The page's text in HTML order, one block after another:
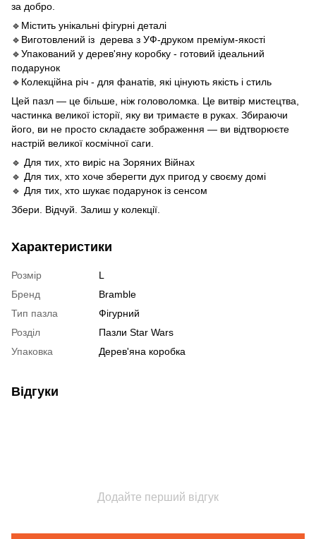
за добро.
🔹Містить унікальні фігурні деталі
🔹Виготовлений із дерева з УФ-друком преміум-якості
🔹Упакований у дерев'яну коробку - готовий ідеальний
подарунок
🔹Колекційна річ - для фанатів, які цінують якість і стиль
Цей пазл — це більше, ніж головоломка. Це витвір мистецтва,
частинка великої історії, яку ви тримаєте в руках. Збираючи
його, ви не просто складаєте зображення — ви відтворюєте
настрій великої космічної саги.
🔹 Для тих, хто виріс на Зоряних Війнах
🔹 Для тих, хто хоче зберегти дух пригод у своєму домі
🔹 Для тих, хто шукає подарунок із сенсом
Збери. Відчуй. Залиш у колекції.
Характеристики
Розмір
L
Бренд
Bramble
Тип пазла
Фігурний
Розділ
Пазли Star Wars
Упаковка
Дерев'яна коробка
Відгуки
Додайте перший відгук